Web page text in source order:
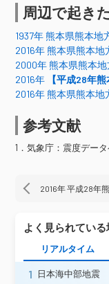
熊本県
大
嘉
熊
宇
宇
山
合
熊
上
震度3
み
大
周辺で起き
1937年 熊本県熊本地
2016年 熊本県熊本地
2000年 熊本県熊本地
2016年
【平成28年
2016年 熊本県熊本地
参考文献
1．気象庁：震度デー
よく見られている
リアルタイム
1 日本海中部地震